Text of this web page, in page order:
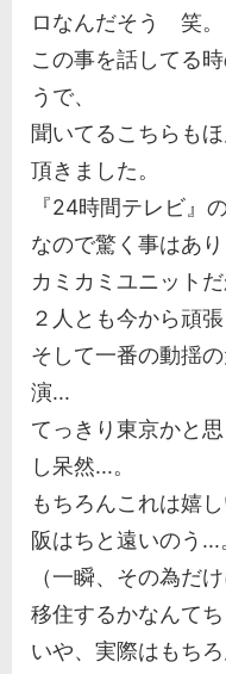
ロなんだそう 笑。
この事を話してる
うで、
聞いてるこちらも
頂きました。
『24時間テレビ』
なので驚く事はあり
カミカミユニット
２人とも今から頑
そして一番の動揺
演...
てっきり東京かと
し呆然...。
もちろんこれは嬉
阪はちと遠いのう...
（一瞬、その為だ
移住するかなんて
いや、実際はもち